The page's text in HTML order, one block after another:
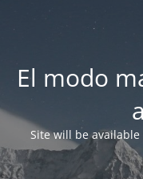
El modo
Site will be